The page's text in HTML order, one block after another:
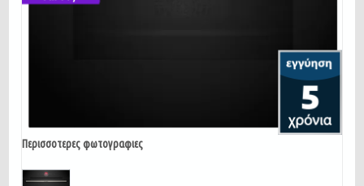
Περισσοτερες φωτογραφιες